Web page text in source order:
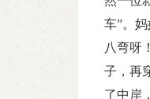
车”。
八弯呀
子，再
了中岸